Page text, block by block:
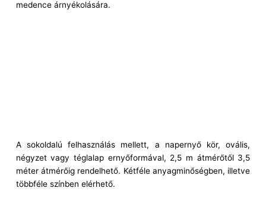
medence árnyékolására.
A sokoldalú felhasználás mellett, a napernyő kör, ovális,
négyzet vagy téglalap ernyőformával, 2,5 m átmérőtől 3,5
méter átmérőig rendelhető. Kétféle anyagminőségben, illetve
többféle színben elérhető.